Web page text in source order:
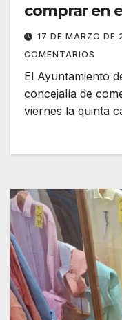
comprar en
17 DE MARZO DE
COMENTARIOS
El Ayuntamiento
concejalía de
viernes la quinta